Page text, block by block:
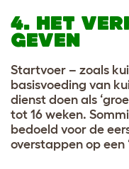
4. HET
GEVEN
Startvoer – zoals
basisvoeding van
dienst doen als
tot 16 weken.
bedoeld voor de
overstappen op een